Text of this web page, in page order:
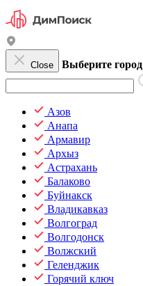
Close Выберите город
Азов
Анапа
Армавир
Архыз
Астрахань
Балаково
Буйнакск
Владикавказ
Волгоград
Волгодонск
Волжский
Геленджик
Горячий ключ